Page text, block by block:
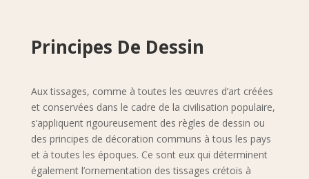
Principes De Dessin
Aux tissages, comme à toutes les œuvres d’art créées
et conservées dans le cadre de la civilisation populaire,
s’appliquent rigoureusement des règles de dessin ou
des principes de décoration communs à tous les pays
et à toutes les époques. Ce sont eux qui déterminent
également l’ornementation des tissages crétois à